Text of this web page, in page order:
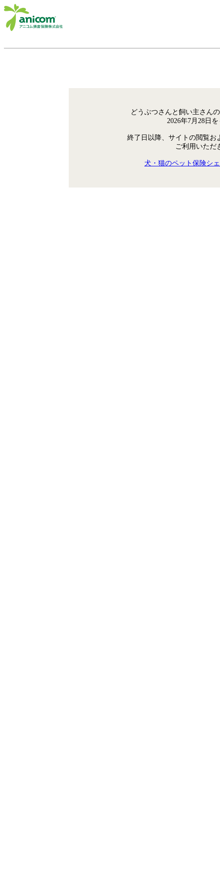
どうぶつさんと飼い主さん
2026年7月28日
終了日以降、サイトの閲覧お
ご利用いただ
犬・猫のペット保険シ